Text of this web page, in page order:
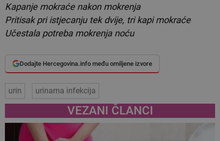
Kapanje mokraće nakon mokrenja
Pritisak pri istjecanju tek dvije, tri kapi mokraće
Učestala potreba mokrenja noću
Dodajte Hercegovina.info među omiljene izvore
urin urinarna infekcija
VEZANI ČLANCI